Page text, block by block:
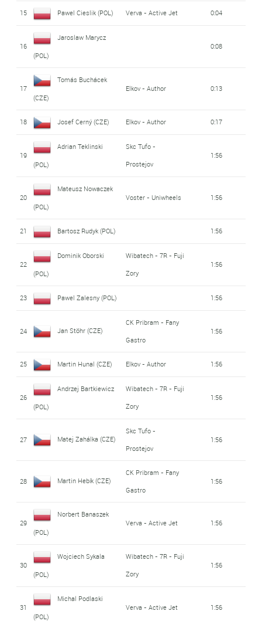
15 Pawel Cieslik (POL) Verva - Active Jet 0:04
16
Jaroslaw Marycz
(POL)
0:08
17
Tomás Buchácek
(CZE)
Elkov - Author 0:13
18 Josef Cerný (CZE) Elkov - Author 0:17
19
Adrian Teklinski
(POL)
Skc Tufo -
Prostejov
1:56
20
Mateusz Nowaczek
(POL)
Voster - Uniwheels 1:56
21 Bartosz Rudyk (POL) 1:56
22
Dominik Oborski
(POL)
Wibatech - 7R - Fuji
Zory
1:56
23 Pawel Zalesny (POL) 1:56
24 Jan Stöhr (CZE)
CK Pribram - Fany
Gastro
1:56
25 Martin Hunal (CZE) Elkov - Author 1:56
26
Andrzej Bartkiewicz
(POL)
Wibatech - 7R - Fuji
Zory
1:56
27 Matej Zahálka (CZE)
Skc Tufo -
Prostejov
1:56
28 Martin Hebík (CZE)
CK Pribram - Fany
Gastro
1:56
29
Norbert Banaszek
(POL)
Verva - Active Jet 1:56
30
Wojciech Sykala
(POL)
Wibatech - 7R - Fuji
Zory
1:56
31
Michal Podlaski
(POL)
Verva - Active Jet 1:56